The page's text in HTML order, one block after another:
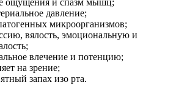
ощущения и спазм мышц;
давление;
микроорганизмов;
вялость, эмоциональную и
влечение и потенцию;
на зрение;
запах изо рта.